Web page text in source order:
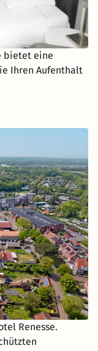
bietet eine
Ihren Aufenthalt
Renesse.